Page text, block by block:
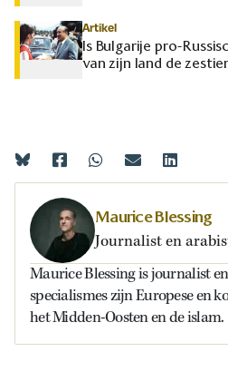
Artikel
Is Bulgarije pro-
van zijn land de
Maurice Blessing
Journalist en
Maurice Blessing is journalist
specialismes zijn Europese en
het Midden-Oosten en de islam.